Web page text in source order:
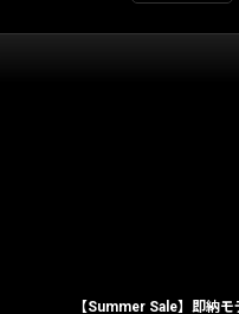
【Summer Sale】即納